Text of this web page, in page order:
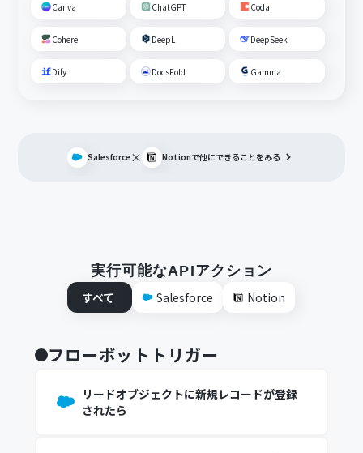
Canva ChatGPT Coda
Cohere DeepL DeepSeek
Dify DocsFold Gamma
Salesforce × Notionで他にできることをみる
実行可能なAPIアクション
すべて
Salesforce Notion
フローボットトリガー
リードオブジェクトに新規レコードが登録
されたら